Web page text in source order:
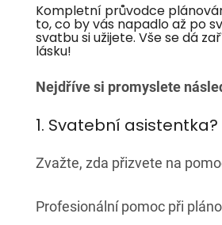
Kompletní průvodce
to, co by vás napadlo až po
svatbu si užijete. Vše se dá
lásku!
Nejdříve si promyslete
1. Svatební asistentka?
Zvažte, zda přizvete na
Profesionální pomoc při